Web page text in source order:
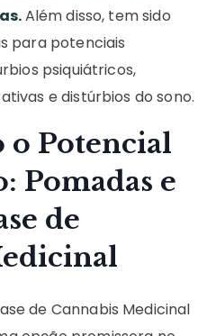
Além disso, tem sido
para potenciais
psiquiátricos,
e distúrbios do sono.
Potencial
Pomadas e
de
de Cannabis Medicinal